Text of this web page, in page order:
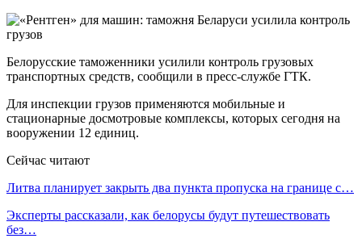
Белорусские таможенники усилили контроль грузовых
транспортных средств, сообщили в пресс-службе ГТК.
Для инспекции грузов применяются мобильные и
стационарные досмотровые комплексы, которых сегодня на
вооружении 12 единиц.
Сейчас читают
Литва планирует закрыть два пункта пропуска на границе с…
Эксперты рассказали, как белорусы будут путешествовать
без…